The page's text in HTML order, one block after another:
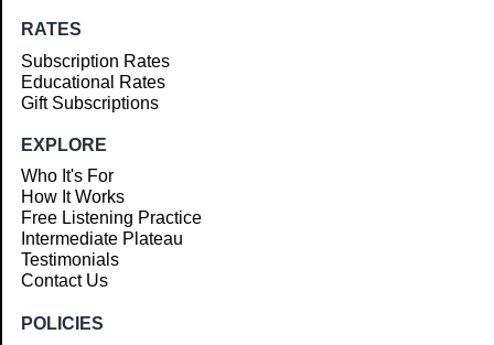
RATES
Subscription Rates
Educational Rates
Gift Subscriptions
EXPLORE
Who It's For
How It Works
Free Listening Practice
Intermediate Plateau
Testimonials
Contact Us
POLICIES